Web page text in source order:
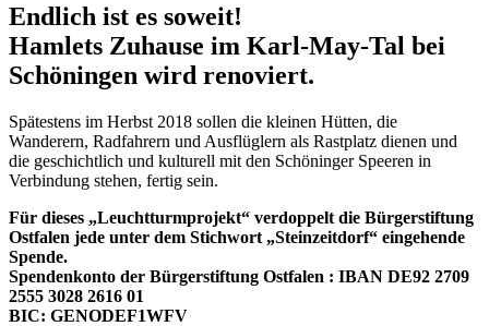
Endlich ist es soweit!
Hamlets Zuhause im Karl-May-Tal bei
Schöningen wird renoviert.
Spätestens im Herbst 2018 sollen die kleinen Hütten, die
Wanderern, Radfahrern und Ausflüglern als Rastplatz dienen und
die geschichtlich und kulturell mit den Schöninger Speeren in
Verbindung stehen, fertig sein.
Für dieses „Leuchtturmprojekt“ verdoppelt die Bürgerstiftung
Ostfalen jede unter dem Stichwort „Steinzeitdorf“ eingehende
Spende.
Spendenkonto der Bürgerstiftung Ostfalen : IBAN DE92 2709
2555 3028 2616 01
BIC: GENODEF1WFV